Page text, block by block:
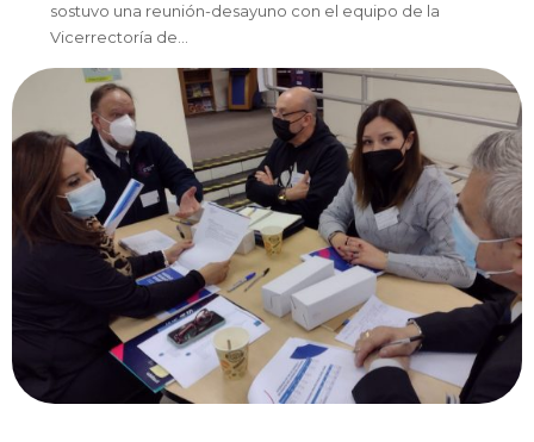
sostuvo una reunión-desayuno con el equipo de la
Vicerrectoría de…